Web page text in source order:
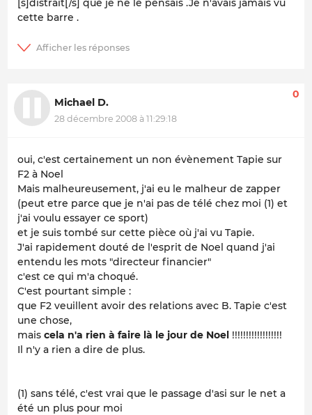
[s]distrait[/s] que je ne le pensais .Je n'avais jamais vu
cette barre .
Michael D.
28 décembre 2008 à 11:29:18
0
oui, c'est certainement un non évènement Tapie sur
F2 à Noel
Mais malheureusement, j'ai eu le malheur de zapper
(peut etre parce que je n'ai pas de télé chez moi (1) et
j'ai voulu essayer ce sport)
et je suis tombé sur cette pièce où j'ai vu Tapie.
J'ai rapidement douté de l'esprit de Noel quand j'ai
entendu les mots "directeur financier"
c'est ce qui m'a choqué.
C'est pourtant simple :
que F2 veuillent avoir des relations avec B. Tapie c'est
une chose,
mais cela n'a rien à faire là le jour de Noel !!!!!!!!!!!!!!!!!!
Il n'y a rien a dire de plus.
(1) sans télé, c'est vrai que le passage d'asi sur le net a
été un plus pour moi